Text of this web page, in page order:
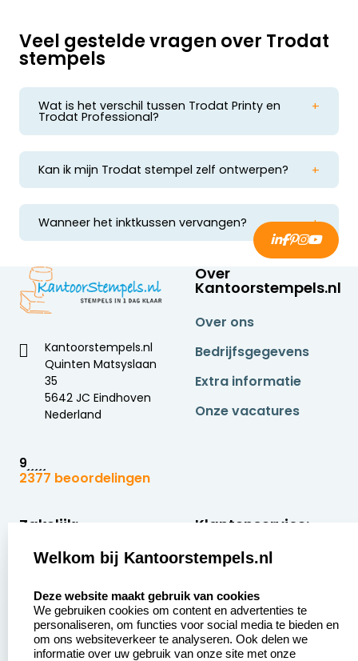
Veel gestelde vragen over Trodat
stempels
Wat is het verschil tussen Trodat Printy en
Trodat Professional?
robuuster is en ideaal voor intensief gebruik.
Kan ik mijn Trodat stempel zelf ontwerpen?
ontwerpen en bestellen.
Wanneer het inktkussen vervangen?
Zodra de afdruk vaag of ongelijkmatig wordt, is
het tijd om het kussen te vernieuwen. Een
versleten inktkussen verraadt zichzelf al snel.
Enkele duidelijke signalen zijn:
: de lijnen zijn niet meer
Ongelijkmatige kleuren
: delen van de
stempel drukken donkerder af dan andere.
Verkleuring
: het inktkussen oogt droog of
van een nieuw stempelplaatje, met een nieuw
ontwerp, ook het inktkussen te vervangen (bij het
stempelontwerp ingesleten).
Kantoorstempels.nl
Quinten Matsyslaan
35
5642 JC Eindhoven
Nederland
9
2377 beoordelingen
Over
Kantoorstempels.nl
Over ons
Bedrijfsgegevens
Extra informatie
Onze vacatures
Zakelijk:
Aanvraag op maat
Betaling &
Verzending
Wederverkoper
worden
Klantenservice:
Contact opnemen
Veel gestelde vragen
Retourneren
Herroepingsrecht
Welkom bij Kantoorstempels.nl
Deze website maakt gebruik van cookies
We gebruiken cookies om content en advertenties te
personaliseren, om functies voor social media te bieden en
om ons websiteverkeer te analyseren. Ook delen we
informatie over uw gebruik van onze site met onze